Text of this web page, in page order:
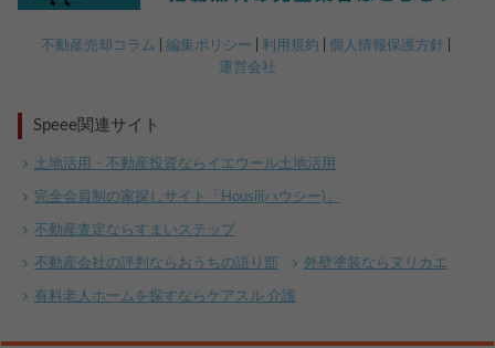
不動産売却コラム 編集ポリシー 利用規約
個人情報保護方針
運営会社
Speee関連サイト
土地活用・不動産投資ならイエウール土地活用
完全会員制の家探しサイト「Housii(ハウシー)」
不動産査定ならすまいステップ
不動産会社の評判ならおうちの語り部 外壁塗装ならヌリカエ
有料老人ホームを探すならケアスル 介護